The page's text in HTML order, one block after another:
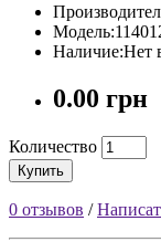
Наличие:Нет
0.00 грн
Количество
Купить
0 отзывов /